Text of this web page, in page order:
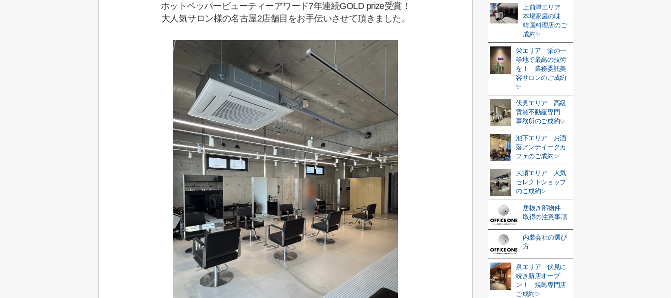
ホットペッパービューティーアワード7年連続GOLD prize受賞！
大人気サロン様の名古屋2店舗目をお手伝いさせて頂きました。
上前津エリア
本場家庭の味
韓国料理店のご
成約✨
栄エリア 栄の一
等地で最高の技術
を！ 業務委託美
容サロンのご成約
✨
伏見エリア 高級
賃貸不動産専門
事務所のご成約✨
池下エリア お洒
落アンティークカ
フェのご成約✨
大須エリア 人気
セレクトショップ
のご成約✨
居抜き部物件
取得の注意事項
内装会社の選び
方
泉エリア 伏見に
続き新店オープ
ン！ 焼鳥専門店
ご成約✨